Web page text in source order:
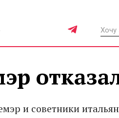
и советники